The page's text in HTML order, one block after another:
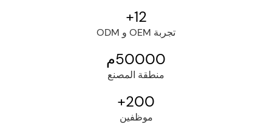
12
+
تجربة OEM و ODM
50000م
منطقة المصنع
200
+
موظفين